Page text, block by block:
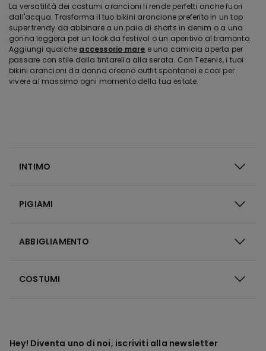
La versatilità dei costumi arancioni li rende perfetti anche fuori
dall'acqua. Trasforma il tuo bikini arancione preferito in un top
super trendy da abbinare a un paio di shorts in denim o a una
gonna leggera per un look da festival o un aperitivo al tramonto.
Aggiungi qualche accessorio mare e una camicia aperta per
passare con stile dalla tintarella alla serata. Con Tezenis, i tuoi
bikini arancioni da donna creano outfit spontanei e cool per
vivere al massimo ogni momento della tua estate.
INTIMO
PIGIAMI
ABBIGLIAMENTO
COSTUMI
Hey! Diventa uno di noi, iscriviti alla newsletter